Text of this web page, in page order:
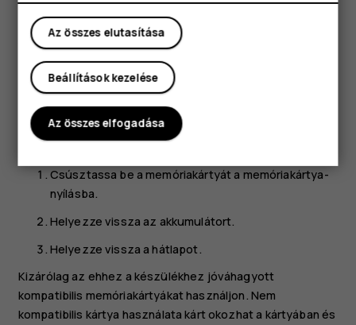
A memóriakártya behelyezése
Csúsztassa be a memóriakártyát a memóriakártya-
nyílásba.
Helyezze vissza az akkumulátort.
Helyezze vissza a hátlapot.
Kizárólag az ehhez a készülékhez jóváhagyott
kompatibilis memóriakártyákat használjon. Nem
kompatibilis kártya használata kárt okozhat a kártyában és
Az összes elutasítása
Beállítások kezelése
Az összes elfogadása